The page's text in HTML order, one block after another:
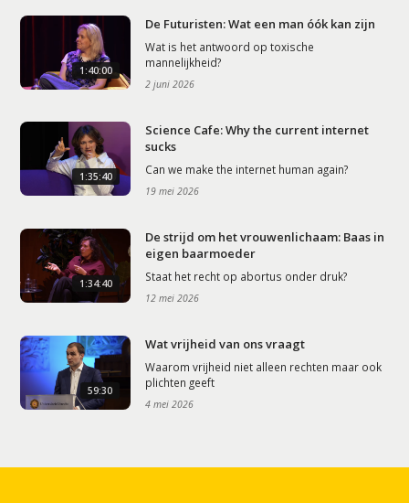
Contact
1:40:00
De Futuristen: Wat een man óók kan zijn
Wat is het antwoord op toxische
mannelijkheid?
2 juni 2026
1:35:40
Science Cafe: Why the current internet
sucks
Can we make the internet human again?
19 mei 2026
1:34:40
De strijd om het vrouwenlichaam: Baas in
eigen baarmoeder
Staat het recht op abortus onder druk?
12 mei 2026
59:30
Wat vrijheid van ons vraagt
Waarom vrijheid niet alleen rechten maar ook
plichten geeft
4 mei 2026